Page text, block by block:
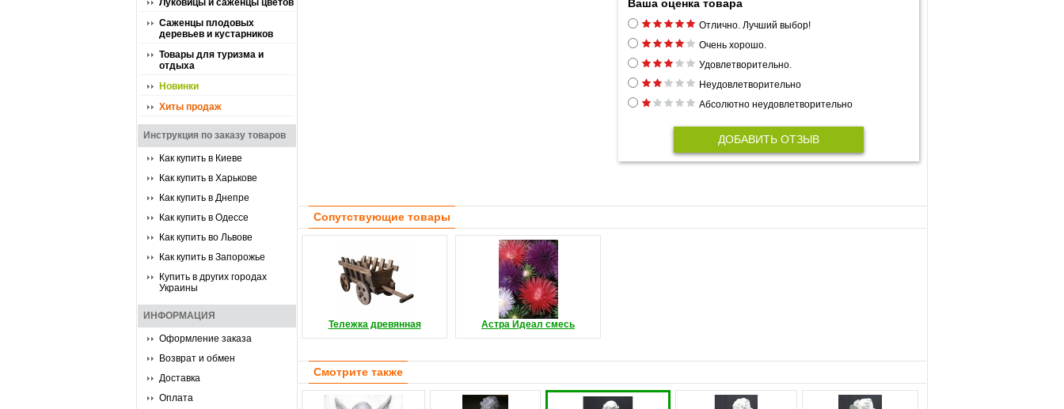
Луковицы и саженцы цветов
Саженцы плодовых
деревьев и кустарников
Товары для туризма и
отдыха
Новинки
Хиты продаж
Инструкция по заказу товаров
Как купить в Киеве
Как купить в Харькове
Как купить в Днепре
Как купить в Одессе
Как купить во Львове
Как купить в Запорожье
Купить в других городах
Украины
ИНФОРМАЦИЯ
Оформление заказа
Возврат и обмен
Доставка
Оплата
Ваша оценка товара
Отлично. Лучший выбор!
Очень хорошо.
Удовлетворительно.
Неудовлетворительно
Абсолютно неудовлетворительно
ДОБАВИТЬ ОТЗЫВ
Сопутствующие товары
Тележка древянная Астра Идеал смесь
Смотрите также